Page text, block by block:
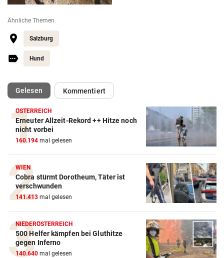
Ähnliche Themen
Salzburg
Hund
Gelesen(ausgewählt)Kommentiert
ÖSTERREICH
Erneuter Allzeit-Rekord ++ Hitze noch
nicht vorbei
160.194 mal gelesen
WIEN
Cobra stürmt Dorotheum, Täter ist
verschwunden
141.413 mal gelesen
NIEDERÖSTERREICH
500 Helfer kämpfen bei Gluthitze
gegen Inferno
140.640 mal gelesen